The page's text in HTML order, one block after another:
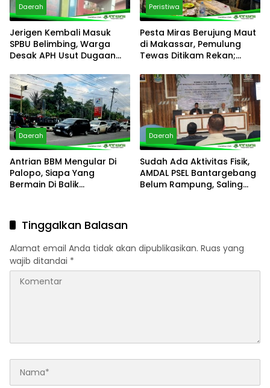
Daerah
Jerigen Kembali Masuk
SPBU Belimbing, Warga
Desak APH Usut Dugaan
Peristiwa
Pesta Miras Berujung Maut
di Makassar, Pemulung
Tewas Ditikam Rekan;
Pelaku
Daerah
Antrian BBM Mengular Di
Palopo, Siapa Yang
Bermain Di Balik
Daerah
Sudah Ada Aktivitas Fisik,
AMDAL PSEL Bantargebang
Belum Rampung, Saling
Tinggalkan Balasan
Alamat email Anda tidak akan dipublikasikan. Ruas yang
wajib ditandai *